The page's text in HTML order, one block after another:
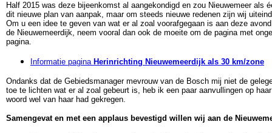
Half 2015 was deze bijeenkomst al aangekondigd en zou Nieuwemeer als
dit nieuwe plan van aanpak, maar om steeds nieuwe redenen zijn wij
Om u een idee te geven van wat er al zoal voorafgegaan is aan deze
de Nieuwemeerdijk, neem vooral dan ook de moeite om de pagina met
pagina.
Informatie pagina Herinrichting Nieuwemeerdijk als 30 km/zone
Ondanks dat de Gebiedsmanager mevrouw van de Bosch mij niet de
toe te lichten wat er al zoal gebeurt is, heb ik een paar aanvullingen op
woord wel van haar had gekregen.
Samengevat en met een applaus bevestigd willen wij aan de